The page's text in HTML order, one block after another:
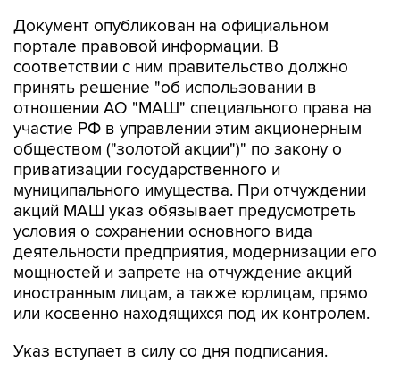
Документ опубликован на официальном
портале правовой информации. В
соответствии с ним правительство должно
принять решение "об использовании в
отношении АО "МАШ" специального права на
участие РФ в управлении этим акционерным
обществом ("золотой акции")" по закону о
приватизации государственного и
муниципального имущества. При отчуждении
акций МАШ указ обязывает предусмотреть
условия о сохранении основного вида
деятельности предприятия, модернизации его
мощностей и запрете на отчуждение акций
иностранным лицам, а также юрлицам, прямо
или косвенно находящихся под их контролем.
Указ вступает в силу со дня подписания.